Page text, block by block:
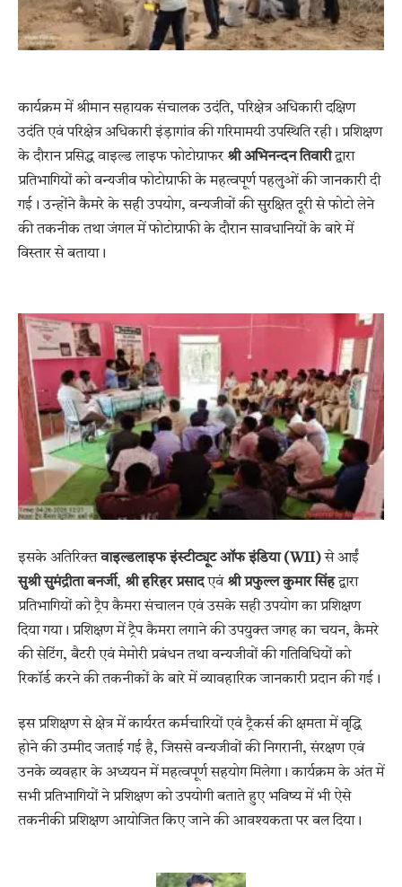
कार्यक्रम में श्रीमान सहायक संचालक उदंति, परिक्षेत्र अधिकारी दक्षिण
उदंति एवं परिक्षेत्र अधिकारी इंड़ागांव की गरिमामयी उपस्थिति रही। प्रशिक्षण
के दौरान प्रसिद्ध वाइल्ड लाइफ फोटोग्राफर श्री अभिनन्दन तिवारीद्वारा
प्रतिभागियों को वन्यजीव फोटोग्राफी के महत्वपूर्ण पहलुओं की जानकारी दी
गई। उन्होंने कैमरे के सही उपयोग, वन्यजीवों की सुरक्षित दूरी से फोटो लेने
की तकनीक तथा जंगल में फोटोग्राफी के दौरान सावधानियों के बारे में
विस्तार से बताया।
इसके अतिरिक्तवाइल्डलाइफ इंस्टीट्यूट ऑफ इंडिया (WII)से आईं
सुश्री सुमंद्रीता बनर्जी, श्री हरिहर प्रसादएवं श्री प्रफुल्ल कुमार सिंहद्वारा
प्रतिभागियों को ट्रैप कैमरा संचालन एवं उसके सही उपयोग का प्रशिक्षण
दिया गया। प्रशिक्षण में ट्रैप कैमरा लगाने की उपयुक्त जगह का चयन, कैमरे
की सेटिंग, बैटरी एवं मेमोरी प्रबंधन तथा वन्यजीवों की गतिविधियों को
रिकॉर्ड करने की तकनीकों के बारे में व्यावहारिक जानकारी प्रदान की गई।
इस प्रशिक्षण से क्षेत्र में कार्यरत कर्मचारियों एवं ट्रैकर्स की क्षमता में वृद्धि
होने की उम्मीद जताई गई है, जिससे वन्यजीवों की निगरानी, संरक्षण एवं
उनके व्यवहार के अध्ययन में महत्वपूर्ण सहयोग मिलेगा। कार्यक्रम के अंत में
सभी प्रतिभागियों ने प्रशिक्षण को उपयोगी बताते हुए भविष्य में भी ऐसे
तकनीकी प्रशिक्षण आयोजित किए जाने की आवश्यकता पर बल दिया।